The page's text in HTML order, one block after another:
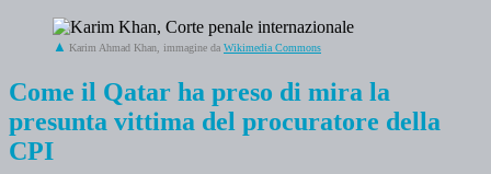
Karim Ahmad Khan, immagine da Wikimedia Commons
Come il Qatar ha preso di mira la
presunta vittima del procuratore della
CPI